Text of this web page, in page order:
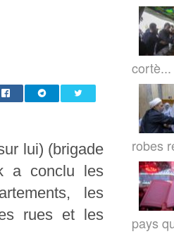
lui) (brigade
a conclu les
les
rues et les
cortè...
robes
pays